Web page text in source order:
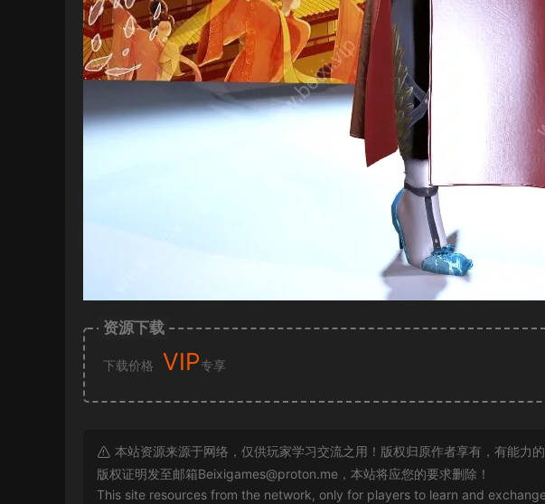
资源下载
下载价格 VIP专享
本站资源来源于网络，仅供玩家学习交流之用！版权归原作者享有，有能力
版权证明发至邮箱Beixigames@proton.me ，本站将应您的要求删除！
This site resources from the network, only for players to learn and